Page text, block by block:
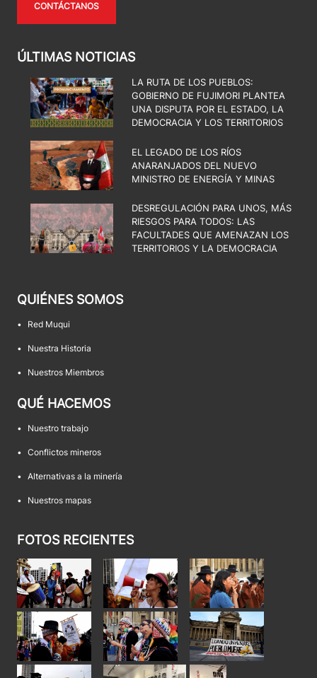
CONTÁCTANOS
ÚLTIMAS NOTICIAS
LA RUTA DE LOS PUEBLOS:
GOBIERNO DE FUJIMORI PLANTEA
UNA DISPUTA POR EL ESTADO, LA
DEMOCRACIA Y LOS TERRITORIOS
EL LEGADO DE LOS RÍOS
ANARANJADOS DEL NUEVO
MINISTRO DE ENERGÍA Y MINAS
DESREGULACIÓN PARA UNOS, MÁS
RIESGOS PARA TODOS: LAS
FACULTADES QUE AMENAZAN LOS
TERRITORIOS Y LA DEMOCRACIA
QUIÉNES SOMOS
• Red Muqui
• Nuestra Historia
• Nuestros Miembros
QUÉ HACEMOS
• Nuestro trabajo
• Conflictos mineros
• Alternativas a la minería
• Nuestros mapas
FOTOS RECIENTES